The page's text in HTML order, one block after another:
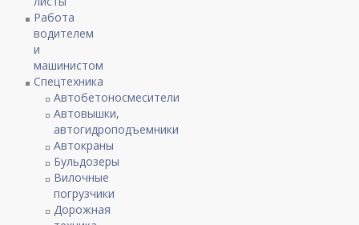
Работа
водителем
и
машинистом
Спецтехника
Автобетоносмесители
Автовышки,
автогидроподъемники
Автокраны
Бульдозеры
Вилочные
погрузчики
Дорожная